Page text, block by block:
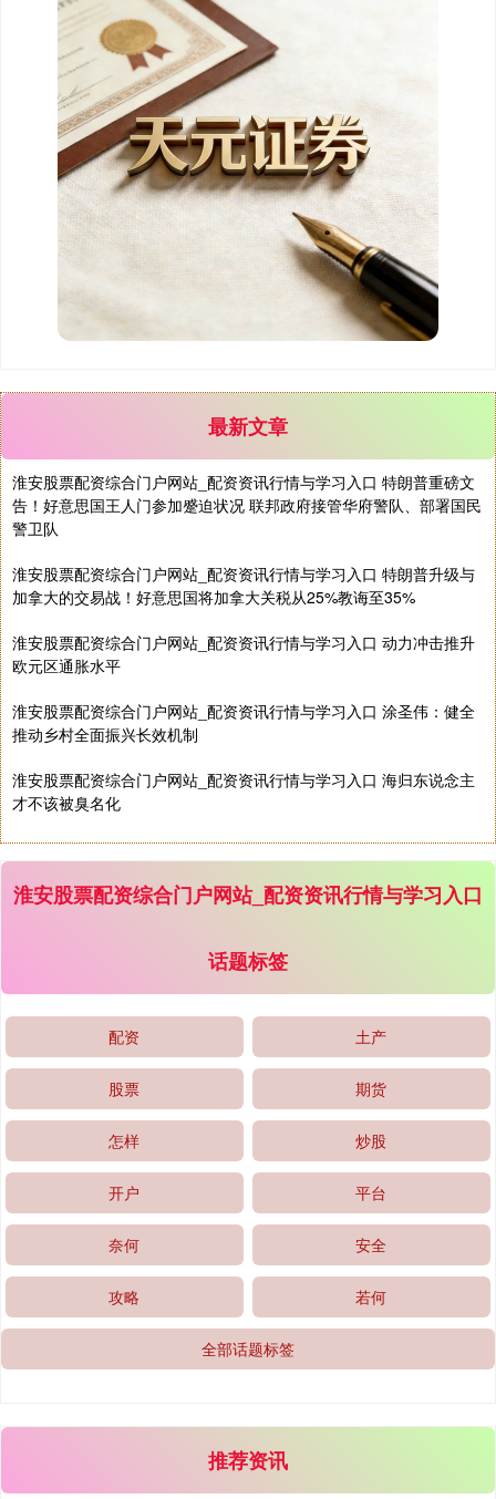
最新文章
淮安股票配资综合门户网站_配资资讯行情与学习入口 特朗普重磅文
告！好意思国王人门参加蹙迫状况 联邦政府接管华府警队、部署国民
警卫队
淮安股票配资综合门户网站_配资资讯行情与学习入口 特朗普升级与
加拿大的交易战！好意思国将加拿大关税从25%教诲至35%
淮安股票配资综合门户网站_配资资讯行情与学习入口 动力冲击推升
欧元区通胀水平
淮安股票配资综合门户网站_配资资讯行情与学习入口 涂圣伟：健全
推动乡村全面振兴长效机制
淮安股票配资综合门户网站_配资资讯行情与学习入口 海归东说念主
才不该被臭名化
淮安股票配资综合门户网站_配资资讯行情与学习入口
话题标签
配资 土产
股票 期货
怎样 炒股
开户 平台
奈何 安全
攻略 若何
全部话题标签
推荐资讯